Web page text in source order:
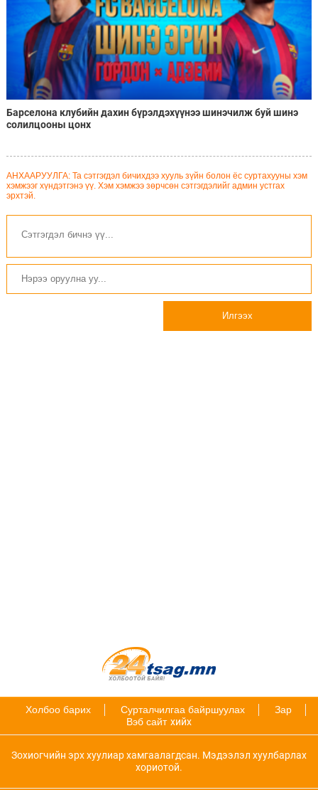
Барселона клубийн дахин бүрэлдэхүүнээ шинэчилж буй шинэ
солилцооны цонх
АНХААРУУЛГА: Та сэтгэгдэл бичихдээ хууль зүйн болон ёс суртахууны хэм
хэмжээг хүндэтгэнэ үү. Хэм хэмжээ зөрчсөн сэтгэгдэлийг админ устгах
эрхтэй.
Илгээх
Холбоо барих Сурталчилгаа байршуулах
Зар
Вэб сайт хийх
Зохиогчийн эрх хуулиар хамгаалагдсан. Мэдээлэл хуулбарлах
хориотой.